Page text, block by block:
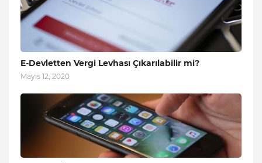
E-Devletten Vergi Levhası Çıkarılabilir mi?
Mayıs 12, 2020